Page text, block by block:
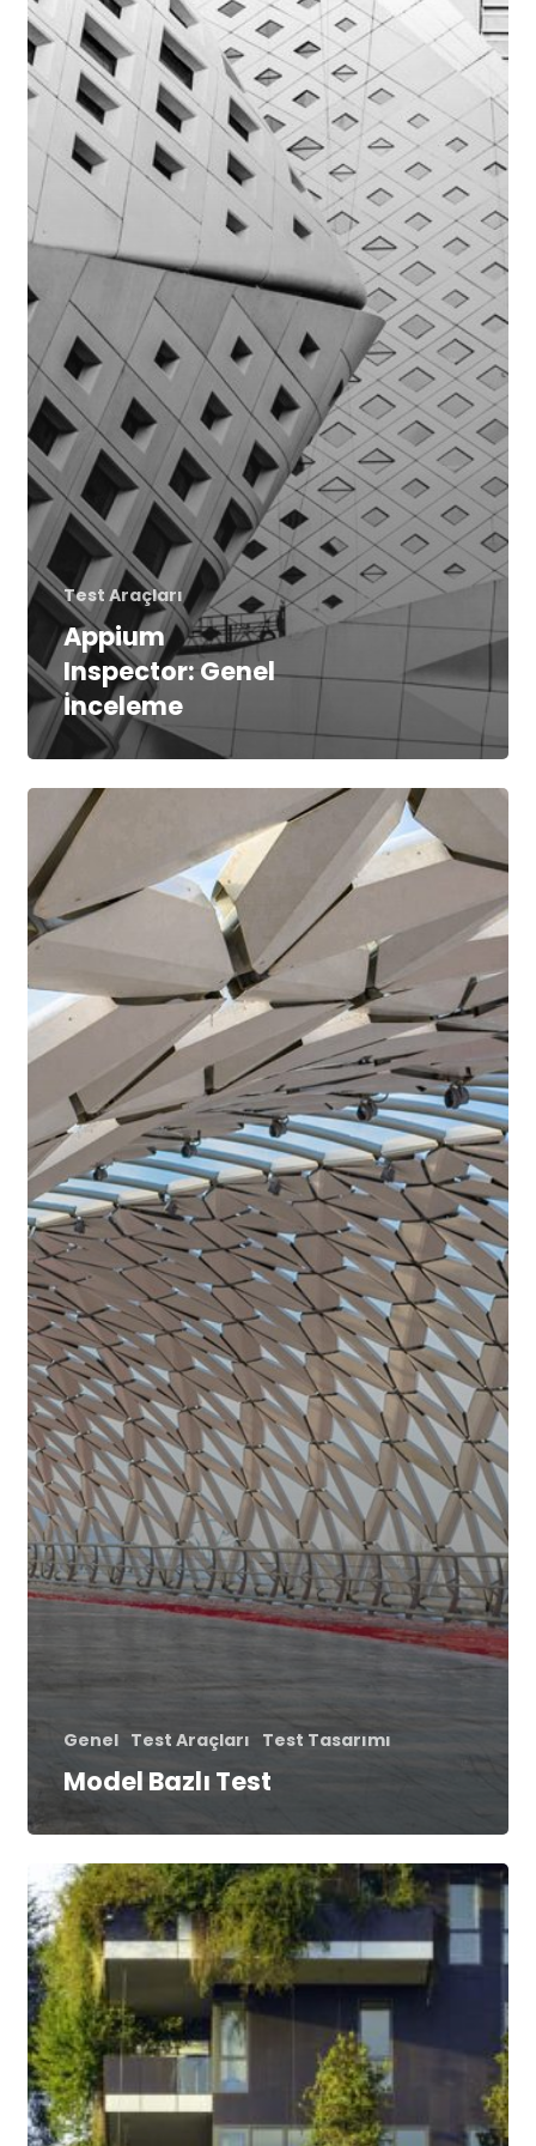
Test Araçları
Appium
Inspector: Genel
İnceleme
Model
Test
Genel Test Araçları Test Tasarımı
Model Bazlı Test
Entegrasyon
Testi
Nedir?